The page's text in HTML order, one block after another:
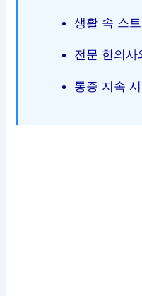
생활 속 스
전문 한의사
통증 지속